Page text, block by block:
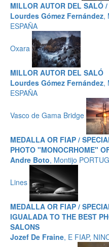
MILLOR AUTOR DEL SALÓ
Lourdes Gómez Fernández,
ESPAÑA
Oxara
MILLOR AUTOR DEL SALÓ
Lourdes Gómez Fernández,
ESPAÑA
Vasco de Gama Bridge
MEDALLA OR FIAP /
PHOTO "MONOCRHOME"
Andre Boto, Montijo
Lines
MEDALLA OR FIAP /
IGUALADA TO THE BEST
SALONS
Jozef De Fraine, E FIAP,